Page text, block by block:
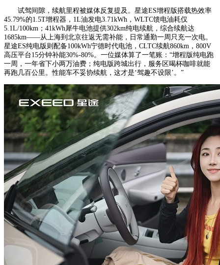
试驾间隙，续航里程被媒体反复提及。星途ES增程版搭载热效率
45.79%的1.5T增程器，1L油发电3.71kWh，WLTC馈电油耗仅
5.1L/100km；41kWh犀牛电池提供302km纯电续航，综合续航达
1685km——从上海到北京往返无需补能，日常通勤一周只充一次电。
星途ES纯电版则配备100kWh宁德时代电池，CLTC续航860km，800V
高压平台15分钟补能30%-80%。一位媒体算了一笔账：“增程版纯电跑
一周，一年省下小两万油费；纯电版跨城出行，服务区喝杯咖啡就能
再跑几百公里。性能车不妥协续航，这才是‘驾趣不设限’。”